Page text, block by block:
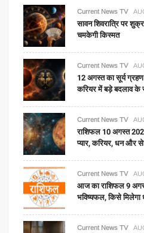
Current News TV
सावन शिवरात्रि पर
चमकेगी किस्मत
Current News TV
12 अगस्त का सूर्य
करियर में बड़े बदलाव
Current News TV
राशिफल 10 अगस्त
प्यार, करियर, धन और
Current News TV
आज का राशिफल 9
भविष्यफल, किसे
Current News TV